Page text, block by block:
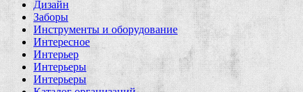
Дизайн
Заборы
Инструменты и оборудование
Интересное
Интерьер
Интерьеры
Интерьеры